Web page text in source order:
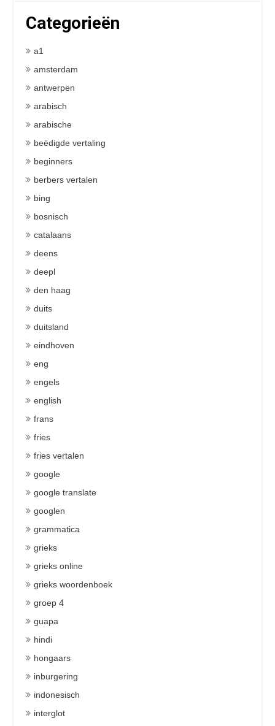
Categorieën
a1
amsterdam
antwerpen
arabisch
arabische
beëdigde vertaling
beginners
berbers vertalen
bing
bosnisch
catalaans
deens
deepl
den haag
duits
duitsland
eindhoven
eng
engels
english
frans
fries
fries vertalen
google
google translate
googlen
grammatica
grieks
grieks online
grieks woordenboek
groep 4
guapa
hindi
hongaars
inburgering
indonesisch
interglot